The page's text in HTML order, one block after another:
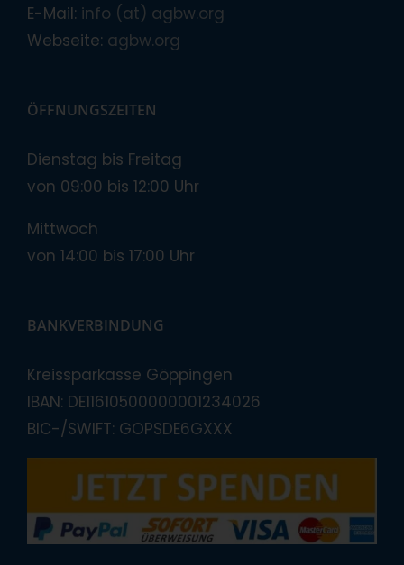
E-Mail: info (at) agbw.org
Webseite: agbw.org
ÖFFNUNGSZEITEN
Dienstag bis Freitag
von 09:00 bis 12:00 Uhr
Mittwoch
von 14:00 bis 17:00 Uhr
BANKVERBINDUNG
Kreissparkasse Göppingen
IBAN: DE11610500000001234026
BIC-/SWIFT: GOPSDE6GXXX